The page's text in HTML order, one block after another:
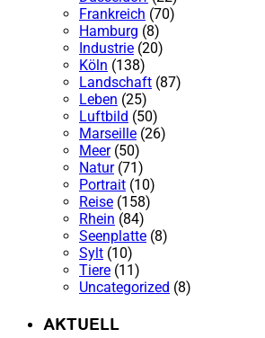
Frankreich (70)
Hamburg (8)
Industrie (20)
Köln (138)
Landschaft (87)
Leben (25)
Luftbild (50)
Marseille (26)
Meer(50)
Natur(71)
Portrait (10)
Reise (158)
Rhein (84)
Seenplatte (8)
Sylt (10)
Tiere (11)
Uncategorized (8)
AKTUELL